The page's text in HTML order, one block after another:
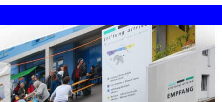
Corporate Design /
Hausbeschriftungen
art frame gallery Zürich, Stadelhofen
Einrahmungen - Zürich Bilder - Kunstdrucke